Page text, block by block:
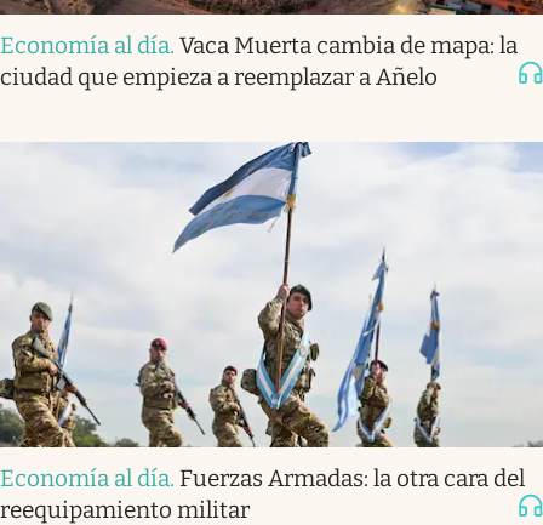
Economía al día. Vaca Muerta cambia de mapa: la
ciudad que empieza a reemplazar a Añelo
Economía al día. Fuerzas Armadas: la otra cara del
reequipamiento militar